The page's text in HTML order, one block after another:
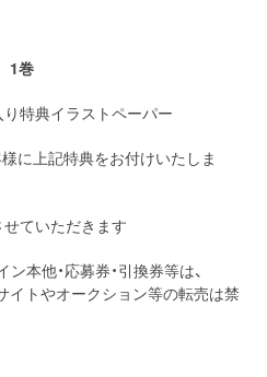
1巻
り特典イラストペーパー
に上記特典をお付けいたしま
ていただきます
本他・応募券・引換券等は、
イトやオークション等の転売は禁